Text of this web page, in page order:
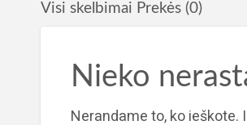
Visi skelbimai Prekės (0)
Nieko
Nerandame to, ko ieškote.